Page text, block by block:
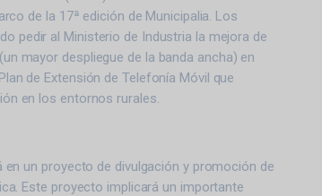
de la 17ª edición de Municipalia. Los
pedir al Ministerio de Industria la mejora de
mayor despliegue de la banda ancha) en
de Extensión de Telefonía Móvil que
en los entornos rurales.
un proyecto de divulgación y promoción de
Este proyecto implicará un importante